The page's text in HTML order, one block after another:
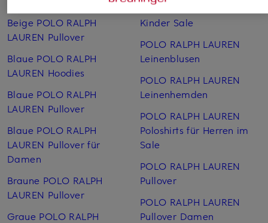
Beige POLO RALPH
LAUREN Pullover
Blaue POLO RALPH
LAUREN Hoodies
Blaue POLO RALPH
LAUREN Pullover
Blaue POLO RALPH
LAUREN Pullover für
Damen
Braune POLO RALPH
LAUREN Pullover
Graue POLO RALPH
POLO RALPH LAUREN
Kinder Sale
POLO RALPH LAUREN
Leinen­blusen
POLO RALPH LAUREN
Leinen­hemden
POLO RALPH LAUREN
Poloshirts für Herren im
Sale
POLO RALPH LAUREN
Pullover
POLO RALPH LAUREN
Pullover Damen